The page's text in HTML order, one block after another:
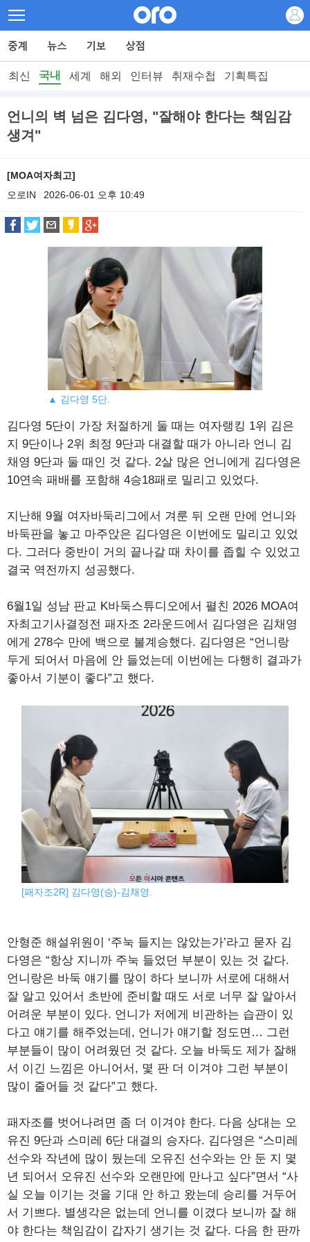
최신 국내 세계 해외 인터뷰 취재수첩 기획특집
언니의 벽 넘은 김다영, "잘해야 한다는 책임감
생겨"
[MOA여자최고]
오로IN
2026-06-01 오후 10:49
▲ 김다영 5단.
김다영 5단이 가장 처절하게 둘 때는 여자랭킹 1위 김은
지 9단이나 2위 최정 9단과 대결할 때가 아니라 언니 김
채영 9단과 둘 때인 것 같다. 2살 많은 언니에게 김다영은
10연속 패배를 포함해 4승18패로 밀리고 있었다.
지난해 9월 여자바둑리그에서 겨룬 뒤 오랜 만에 언니와
바둑판을 놓고 마주앉은 김다영은 이번에도 밀리고 있었
다. 그러다 중반이 거의 끝나갈 때 차이를 좁힐 수 있었고
결국 역전까지 성공했다.
6월1일 성남 판교 K바둑스튜디오에서 펼친 2026 MOA여
자최고기사결정전 패자조 2라운드에서 김다영은 김채영
에게 278수 만에 백으로 불계승했다. 김다영은 “언니랑
두게 되어서 마음에 안 들었는데 이번에는 다행히 결과가
좋아서 기분이 좋다”고 했다.
[패자조2R] 김다영(승)-김채영.
안형준 해설위원이 ‘주눅 들지는 않았는가’라고 묻자 김
다영은 “항상 지니까 주눅 들었던 부분이 있는 것 같다.
언니랑은 바둑 얘기를 많이 하다 보니까 서로에 대해서
잘 알고 있어서 초반에 준비할 때도 서로 너무 잘 알아서
어려운 부분이 있다. 언니가 저에게 비관하는 습관이 있
다고 얘기를 해주었는데, 언니가 얘기할 정도면… 그런
부분들이 많이 어려웠던 것 같다. 오늘 바둑도 제가 잘해
서 이긴 느낌은 아니어서, 몇 판 더 이겨야 그런 부분이
많이 줄어들 것 같다”고 했다.
패자조를 벗어나려면 좀 더 이겨야 한다. 다음 상대는 오
유진 9단과 스미레 6단 대결의 승자다. 김다영은 “스미레
선수와 작년에 많이 뒀는데 오유진 선수와는 안 둔 지 몇
년 되어서 오유진 선수와 오랜만에 만나고 싶다”면서 “사
실 오늘 이기는 것을 기대 안 하고 왔는데 승리를 거두어
서 기쁘다. 별생각은 없는데 언니를 이겼다 보니까 잘 해
야 한다는 책임감이 갑자기 생기는 것 같다. 다음 한 판까